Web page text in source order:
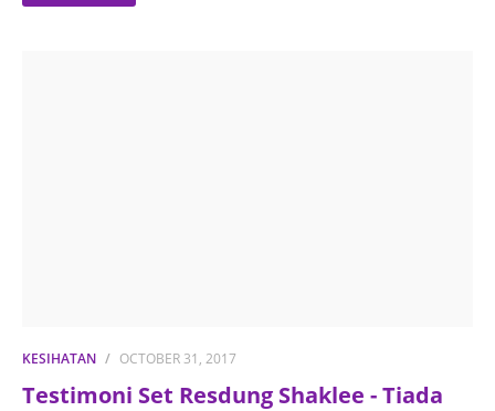
KESIHATAN OCTOBER 31, 2017
Testimoni Set Resdung Shaklee - Tiada